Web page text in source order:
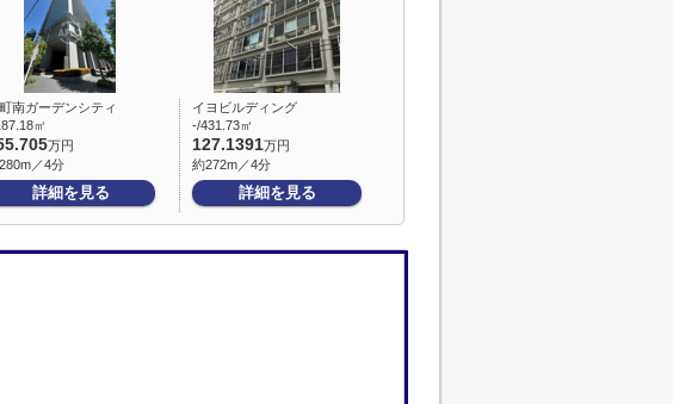
南ガーデンシティ
㎡
万円
／4分
詳細を見る
イヨビルディング
-/431.73㎡
127.1391万円
約272m／4分
詳細を見る